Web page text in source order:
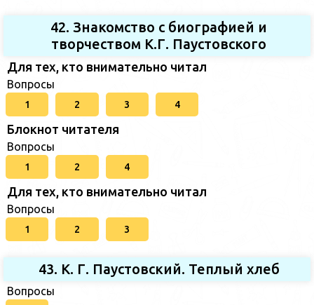
42. Знакомство с биографией и
творчеством К.Г. Паустовского
Для тех, кто внимательно читал
Вопросы
1 2 3 4
Блокнот читателя
Вопросы
1 2 4
Для тех, кто внимательно читал
Вопросы
1 2 3
43. К. Г. Паустовский. Теплый хлеб
Вопросы